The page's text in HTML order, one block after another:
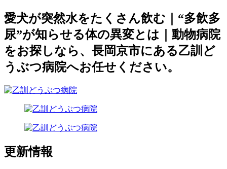
愛犬が突然水をたくさん飲む｜“多飲多
尿”が知らせる体の異変とは｜動物病院
をお探しなら、長岡京市にある乙訓ど
うぶつ病院へお任せください。
更新情報